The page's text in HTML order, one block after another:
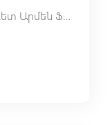
Հոգեկան առողջության մասնագետ Արմեն Ֆըսթըգճյանի մասնագիտական աջակցությունը արցախցի աշակերտներին